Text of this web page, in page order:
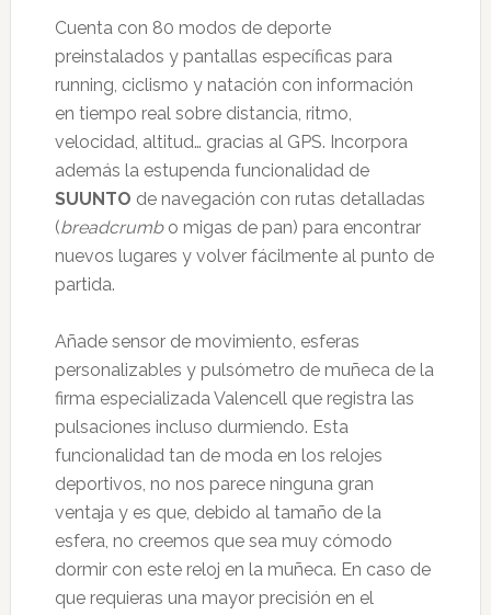
Cuenta con 80 modos de deporte
preinstalados y pantallas específicas para
running, ciclismo y natación con información
en tiempo real sobre distancia, ritmo,
velocidad, altitud… gracias al GPS. Incorpora
además la estupenda funcionalidad de
SUUNTO de navegación con rutas detalladas
(breadcrumbo migas de pan) para encontrar
nuevos lugares y volver fácilmente al punto de
partida.
Añade sensor de movimiento, esferas
personalizables y pulsómetro de muñeca de la
firma especializada Valencell que registra las
pulsaciones incluso durmiendo. Esta
funcionalidad tan de moda en los relojes
deportivos, no nos parece ninguna gran
ventaja y es que, debido al tamaño de la
esfera, no creemos que sea muy cómodo
dormir con este reloj en la muñeca. En caso de
que requieras una mayor precisión en el